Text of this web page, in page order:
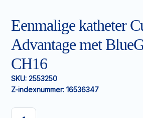
Eenmalige katheter
Advantage met
CH16
SKU: 2553250
Z-indexnummer: 16536347